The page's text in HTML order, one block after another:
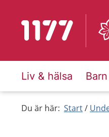
Till startsidan för 1177
Liv & hälsa
Du är här: Start